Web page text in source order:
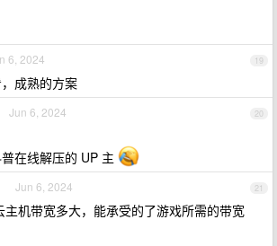
19
6, 2024
成熟的方案
20
Jun 6, 2024
在线解压的 UP 主
21
Jun 6, 2024
主机带宽多大，能承受的了游戏所需的带宽